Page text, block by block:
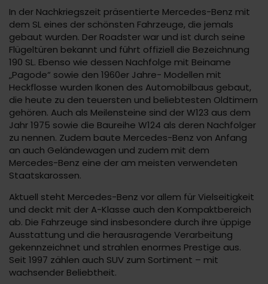
In der Nachkriegszeit präsentierte Mercedes-Benz mit
dem SL eines der schönsten Fahrzeuge, die jemals
gebaut wurden. Der Roadster war und ist durch seine
Flügeltüren bekannt und führt offiziell die Bezeichnung
190 SL. Ebenso wie dessen Nachfolge mit Beiname
„Pagode“ sowie den 1960er Jahre- Modellen mit
Heckflosse wurden Ikonen des Automobilbaus gebaut,
die heute zu den teuersten und beliebtesten Oldtimern
gehören. Auch als Meilensteine sind der W123 aus dem
Jahr 1975 sowie die Baureihe W124 als deren Nachfolger
zu nennen. Zudem baute Mercedes-Benz von Anfang
an auch Geländewagen und zudem mit dem
Mercedes-Benz eine der am meisten verwendeten
Staatskarossen.
Aktuell steht Mercedes-Benz vor allem für Vielseitigkeit
und deckt mit der A-Klasse auch den Kompaktbereich
ab. Die Fahrzeuge sind insbesondere durch ihre üppige
Ausstattung und die herausragende Verarbeitung
gekennzeichnet und strahlen enormes Prestige aus.
Seit 1997 zählen auch SUV zum Sortiment – mit
wachsender Beliebtheit.